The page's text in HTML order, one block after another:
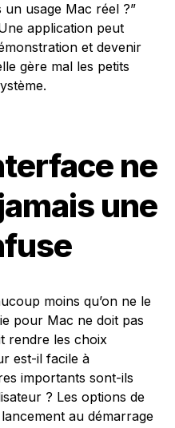
usage Mac réel ?”
application peut
et devenir
gère mal les petits
ne
une
moins qu’on ne le
pour Mac ne doit pas
rendre les choix
est-il facile à
importants sont-ils
? Les options de
au démarrage